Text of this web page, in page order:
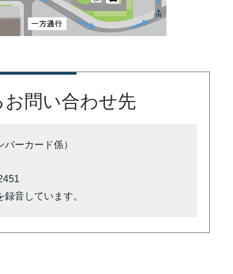
問い合わせ先
ーカード係）
音しています。